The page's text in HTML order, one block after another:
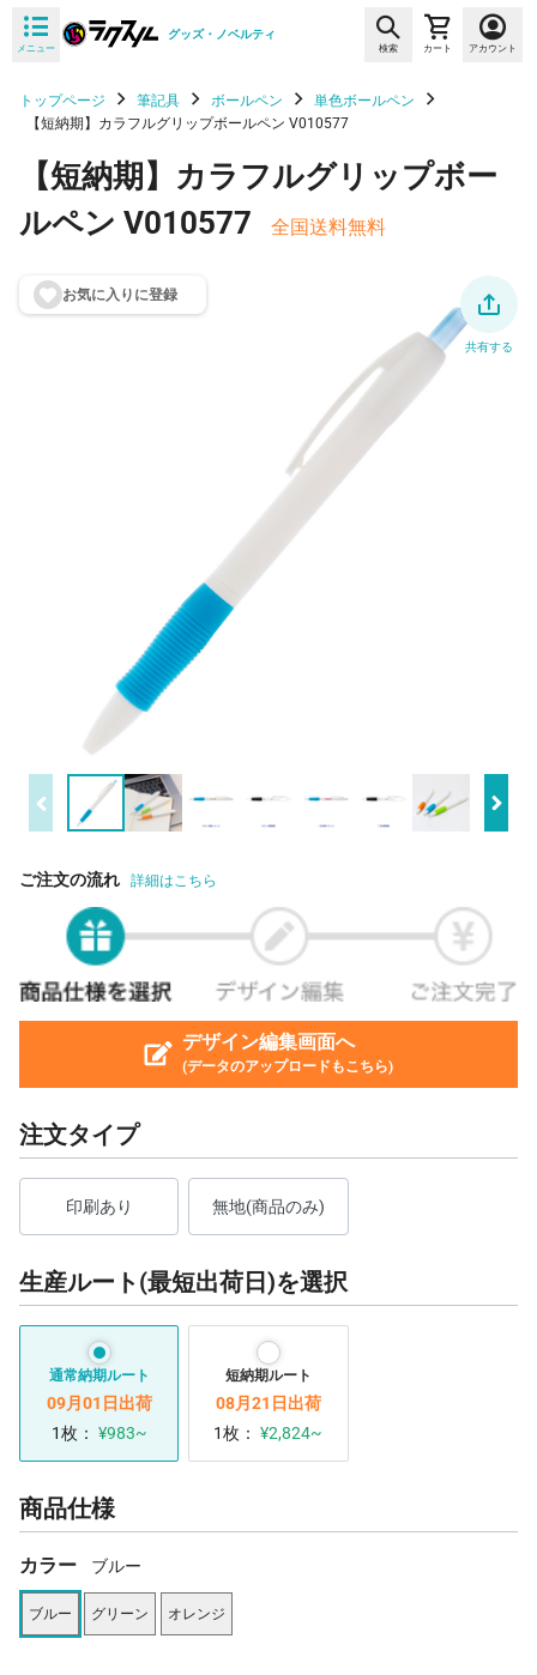
メニュー
グッズ・ノベルティ
検索 カート アカウント
トップページ 筆記具 ボールペン
単色ボールペン
【短納期】カラフルグリップボールペン V010577
【短納期】カラフルグリップボー
ルペン V010577
全国送料無料
お気に入りに登録
共有する
ご注文の流れ 詳細はこちら
デザイン編集画面へ
(データのアップロードもこちら)
注文タイプ
印刷あり 無地(商品のみ)
生産ルート(最短出荷日)を選択
通常納期ルート
09月01日出荷
1枚： ¥983~
短納期ルート
08月21日出荷
1枚：¥2,824~
商品仕様
カラー ブルー
ブルー グリーン オレンジ